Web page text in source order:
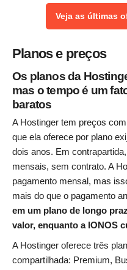
Veja as últimas
Planos e preços
Os planos da
mas o tempo é um
baratos
A Hostinger tem preços
que ela oferece por plano
dois anos. Em
mensais, sem contrato. A
pagamento mensal, mas
mais do que o pagamento
em um plano de longo
valor, enquanto a IONOS
A Hostinger oferece três
compartilhada: Premium,